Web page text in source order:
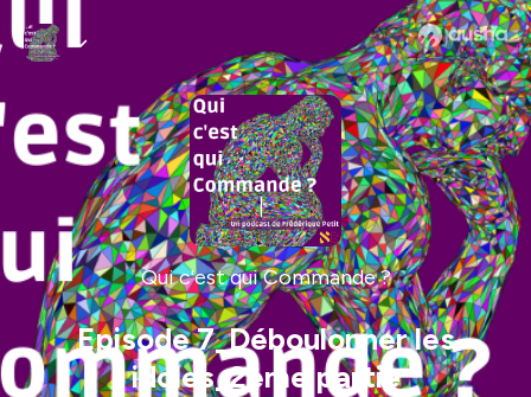
Qui c'est qui Commande ?
Episode 7_Déboulonner les
idoles_2ème partie